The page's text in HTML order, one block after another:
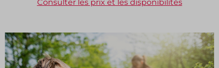
Consulter les prix et les disponibilités